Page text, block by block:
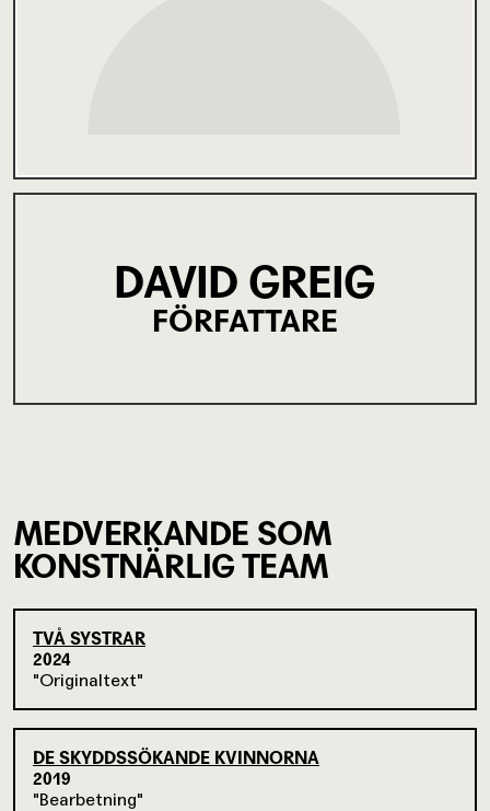
DAVID GREIG
FÖRFATTARE
MEDVERKANDE SOM
KONSTNÄRLIG TEAM
TVÅ SYSTRAR
2024
Originaltext
DE SKYDDSSÖKANDE KVINNORNA
2019
Bearbetning